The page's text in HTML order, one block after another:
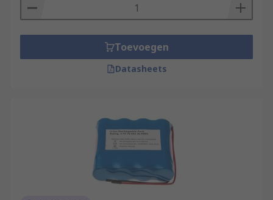
Toevoegen
Datasheets